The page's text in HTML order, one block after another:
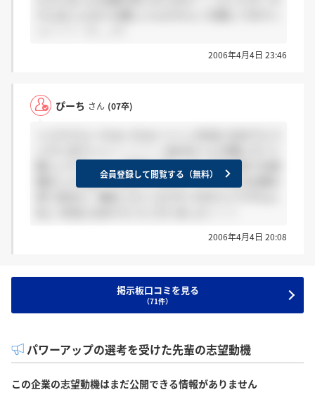
2006年4月4日 23:46
ぴーち さん (07卒)
嬉しいです！！！ 本当にパワーアップは元気でお客
様のことを第一に考えています♪ たくさんの企業を
会員登録して閲覧する（無料）
2006年4月4日 20:08
掲示板口コミを見る
（71件）
パワーアップの選考を受けた先輩の志望動機
この企業の志望動機はまだ公開できる情報がありません